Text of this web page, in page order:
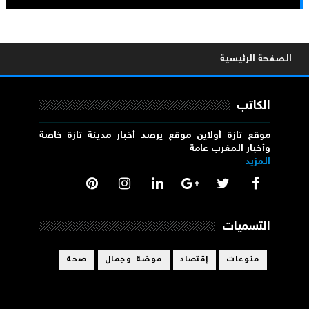
الصفحة الرئيسية
الكاتب
موقع تازة أولاين موقع يرصد أخبار مدينة تازة خاصة
وأخبار المغرب عامة
المزيد
التسميات
منوعات إقتصاد موضة وجمال صحة